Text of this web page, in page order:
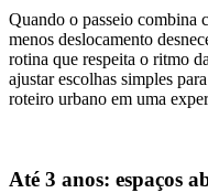
Quando o passeio combina
menos deslocamento
rotina que respeita o ritmo
ajustar escolhas simples
roteiro urbano em uma
Até 3 anos: espaços